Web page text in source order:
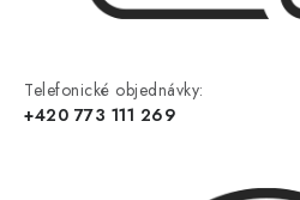
Telefonické objednávky:
+420 773 111 269